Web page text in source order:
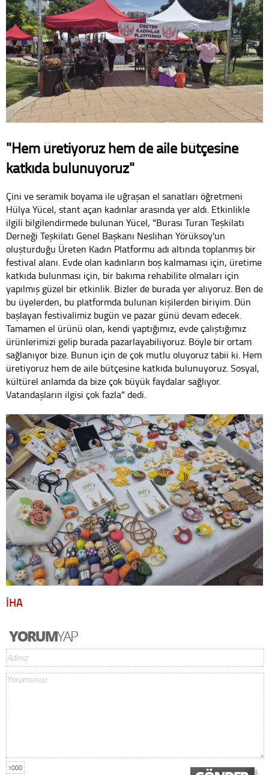
"Hem üretiyoruz hem de aile bütçesine
katkıda bulunuyoruz"
Çini ve seramik boyama ile uğraşan el sanatları öğretmeni
Hülya Yücel, stant açan kadınlar arasında yer aldı. Etkinlikle
ilgili bilgilendirmede bulunan Yücel, "Burası Turan Teşkilatı
Derneği Teşkilatı Genel Başkanı Neslihan Yörüksoy'un
oluşturduğu Üreten Kadın Platformu adı altında toplanmış bir
festival alanı. Evde olan kadınların boş kalmaması için, üretime
katkıda bulunması için, bir bakıma rehabilite olmaları için
yapılmış güzel bir etkinlik. Bizler de burada yer alıyoruz. Ben de
bu üyelerden, bu platformda bulunan kişilerden biriyim. Dün
başlayan festivalimiz bugün ve pazar günü devam edecek.
Tamamen el ürünü olan, kendi yaptığımız, evde çalıştığımız
ürünlerimizi gelip burada pazarlayabiliyoruz. Böyle bir ortam
sağlanıyor bize. Bunun için de çok mutlu oluyoruz tabii ki. Hem
üretiyoruz hem de aile bütçesine katkıda bulunuyoruz. Sosyal,
kültürel anlamda da bize çok büyük faydalar sağlıyor.
Vatandaşların ilgisi çok fazla" dedi.
İHA
1000